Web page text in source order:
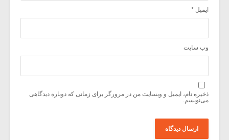
ایمیل *
وب‌ سایت
ذخیره نام، ایمیل و وبسایت من در مرورگر برای زمانی که دوباره دیدگاهی
می‌نویسم.